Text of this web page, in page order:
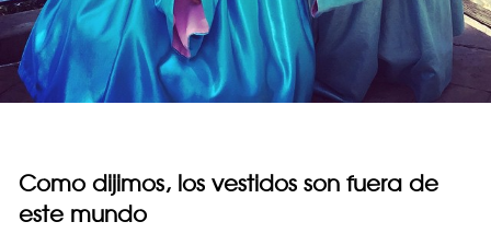
Como dijimos, los vestidos son fuera de
este mundo